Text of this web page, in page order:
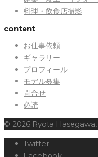
料理・飲食店撮影
content
お仕事依頼
ギャラリー
プロフィール
モデル募集
問合せ
必読
© 2026 Ryota
Twitter
Facebook